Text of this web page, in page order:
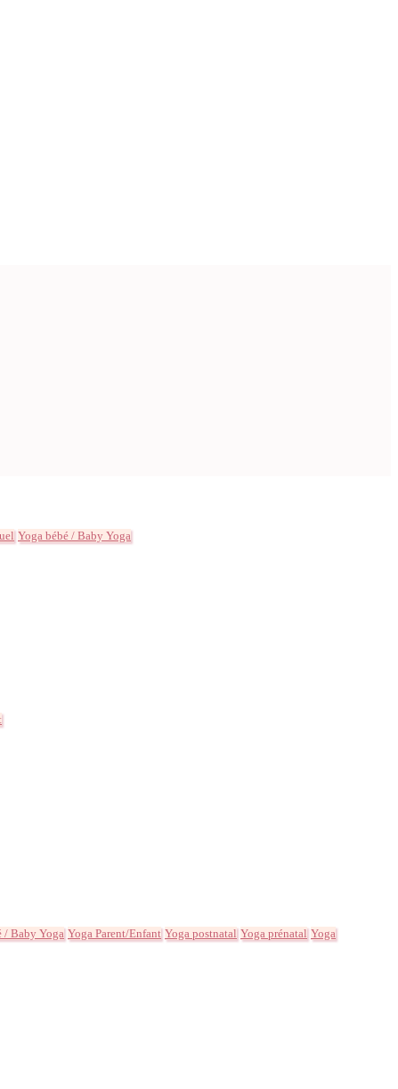
Yoga bébé / Baby Yoga
/ Baby Yoga Yoga Parent/Enfant Yoga postnatal Yoga prénatal Yoga